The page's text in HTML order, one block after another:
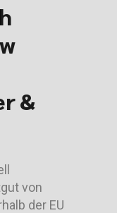
&
von
der EU